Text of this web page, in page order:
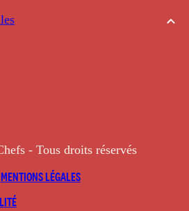
- Tous droits réservés
MENTIONS LÉGALES